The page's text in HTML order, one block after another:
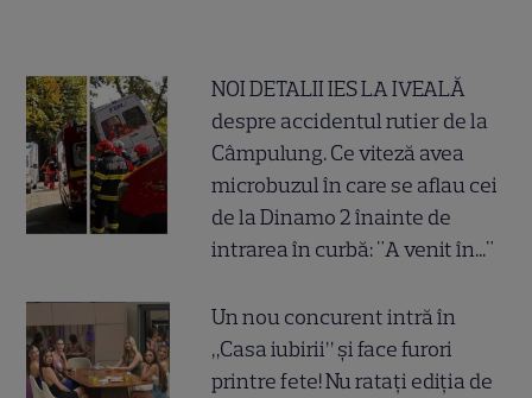
NOI DETALII IES LA IVEALĂ
despre accidentul rutier de la
Câmpulung. Ce viteză avea
microbuzul în care se aflau cei
de la Dinamo 2 înainte de
intrarea în curbă: "A venit în..."
Un nou concurent intră în
„Casa iubirii” și face furori
printre fete! Nu ratați ediția de